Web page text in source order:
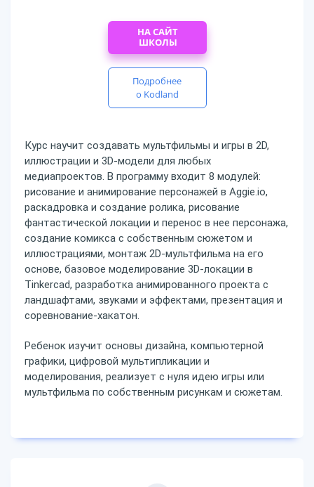
НА САЙТ
ШКОЛЫ
Подробнее
о Kodland
Курс научит создавать мультфильмы и игры в 2D,
иллюстрации и 3D-модели для любых
медиапроектов. В программу входит 8 модулей:
рисование и анимирование персонажей в Aggie.io,
раскадровка и создание ролика, рисование
фантастической локации и перенос в нее персонажа,
создание комикса с собственным сюжетом и
иллюстрациями, монтаж 2D-мультфильма на его
основе, базовое моделирование 3D-локации в
Tinkercad, разработка анимированного проекта с
ландшафтами, звуками и эффектами, презентация и
соревнование-хакатон.
Ребенок изучит основы дизайна, компьютерной
графики, цифровой мультипликации и
моделирования, реализует с нуля идею игры или
мультфильма по собственным рисункам и сюжетам.